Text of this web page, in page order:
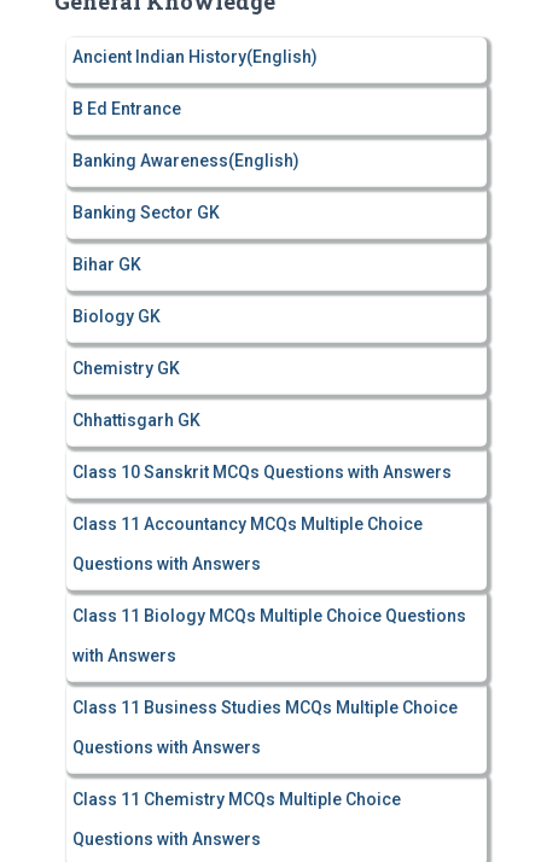
h
Ancient Indian History(English)
B Ed Entrance
Banking Awareness(English)
Banking Sector GK
Bihar GK
Biology GK
Chemistry GK
Chhattisgarh GK
Class 10 Sanskrit MCQs Questions with Answers
Class 11 Accountancy MCQs Multiple Choice
Questions with Answers
Class 11 Biology MCQs Multiple Choice Questions
with Answers
Class 11 Business Studies MCQs Multiple Choice
Questions with Answers
Class 11 Chemistry MCQs Multiple Choice
Questions with Answers